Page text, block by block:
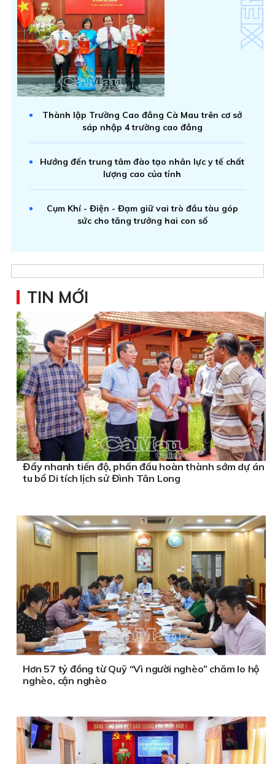
Thành lập Trường Cao đẳng Cà Mau trên cơ sở
sáp nhập 4 trường cao đẳng
Hướng đến trung tâm đào tạo nhân lực y tế chất
lượng cao của tỉnh
Cụm Khí - Điện - Đạm giữ vai trò đầu tàu góp
sức cho tăng trưởng hai con số
TIN MỚI
Đẩy nhanh tiến độ, phấn đấu hoàn thành sớm dự án
tu bổ Di tích lịch sử Đình Tân Long
Hơn 57 tỷ đồng từ Quỹ “Vì người nghèo” chăm lo hộ
nghèo, cận nghèo